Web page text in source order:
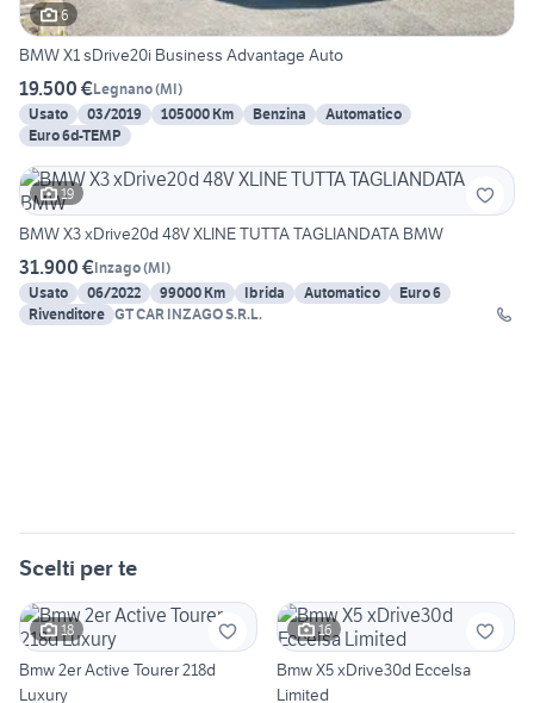
6
BMW X1 sDrive20i Business Advantage Auto
19.500 €Legnano(MI)
Usato
03/2019 105000 Km Benzina
Automatico
Euro 6d-TEMP
19
BMW X3 xDrive20d 48V XLINE TUTTA TAGLIANDATA BMW
31.900 €Inzago(MI)
Usato
06/2022 99000 Km Ibrida Automatico
Euro 6
Rivenditore GT CAR INZAGO S.R.L.
Scelti per te
18
Bmw 2er Active Tourer 218d
Luxury
16
Bmw X5 xDrive30d Eccelsa
Limited